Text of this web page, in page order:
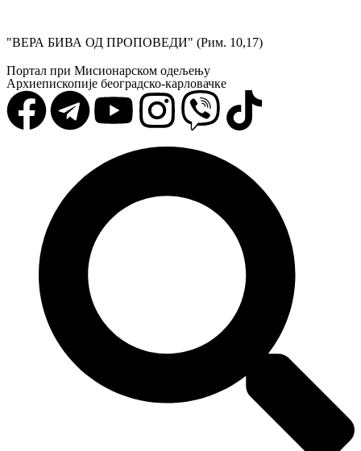
"ВЕРА БИВА ОД ПРОПОВЕДИ" (Рим. 10,17)
Портал при Мисионарском одељењу
Архиепископије београдско-карловачке